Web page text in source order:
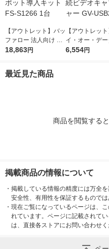
【アウトレット】バッ
ファロー 法人向け フ
リースポット導入キッ
18,863円
【アウトレッ
イ・オー・デ
USB接続ビデオ
6,554円
最近見た商品
商品を閲覧する
掲載商品の情報について
・ 掲載している情報の精度には万全
安全性、有用性を保証するものでは
・ 現在ご覧になっているページは、
れています。ページに記載されて
は、直接各ストアにお問い合わせく